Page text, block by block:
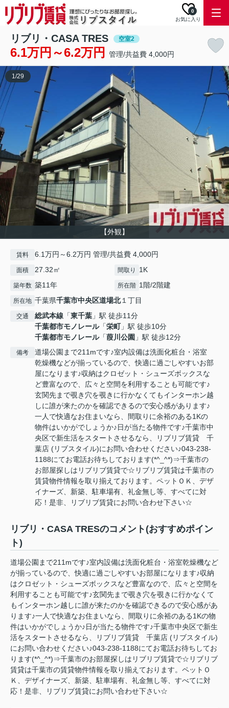
お気に入り
0
リブリ・CASA TRES 空室2
6.1万円～6.2万円 管理/共益費 4,000円
【外観】
1/29
賃料 6.1万円～6.2万円 管理/共益費 4,000円
面積 27.32㎡ 間取り 1K
築年数 築11年 所在階 1階/2階建
所在地 千葉県千葉市中央区道場北１丁目
交通 総武本線 「東千葉 」駅 徒歩11分
千葉都市モノレール「栄町」駅 徒歩10分
千葉都市モノレール「葭川公園 」駅 徒歩12分
備考
道場公園まで211mです♪室内設備は洗面化粧台・浴室
乾燥機などが揃っているので、快適に過ごしやすいお部
屋になります♪収納はクロゼット・シューズボックスな
ど豊富なので、広々と空間を利用することも可能です♪
玄関先まで覗き穴を覗きに行かなくてもインターホン越
しに誰が来たのかを確認できるので安心感があります♪
一人で快適なお住まいなら、間取りに余裕のある1Kの
物件はいかがでしょうか♪日が当たる物件です♪千葉市中
央区で新生活をスタートさせるなら、リブリブ賃貸 千
葉店 (リブスタイル)にお問い合わせください♪043-238-
1188にてお電話お待ちしております(*^_^*)⇒千葉市の
お部屋探しはリブリブ賃貸で☆リブリブ賃貸は千葉市の
賃貸物件情報を取り揃えております。ペットＯＫ、デザ
イナーズ、新築、駐車場有、礼金無し等、すべてに対
応！是非、リブリブ賃貸にお問い合わせ下さい☆
リブリ・CASA TRESのコメント(おすすめポイン
ト)
道場公園まで211mです♪室内設備は洗面化粧台・浴室乾燥機など
が揃っているので、快適に過ごしやすいお部屋になります♪収納
はクロゼット・シューズボックスなど豊富なので、広々と空間を
利用することも可能です♪玄関先まで覗き穴を覗きに行かなくて
もインターホン越しに誰が来たのかを確認できるので安心感があ
ります♪一人で快適なお住まいなら、間取りに余裕のある1Kの物
件はいかがでしょうか♪日が当たる物件です♪千葉市中央区で新生
活をスタートさせるなら、リブリブ賃貸 千葉店 (リブスタイル)
にお問い合わせください♪043-238-1188にてお電話お待ちしてお
ります(*^_^*)⇒千葉市のお部屋探しはリブリブ賃貸で☆リブリブ
賃貸は千葉市の賃貸物件情報を取り揃えております。ペットＯ
Ｋ、デザイナーズ、新築、駐車場有、礼金無し等、すべてに対
応！是非、リブリブ賃貸にお問い合わせ下さい☆